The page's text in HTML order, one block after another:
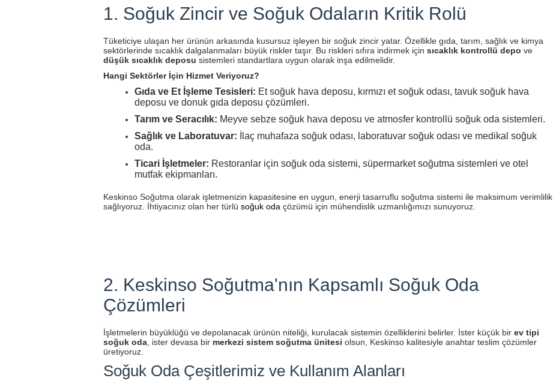
1. Soğuk Zincir ve Soğuk Odaların Kritik Rolü
Tüketiciye ulaşan her ürünün arkasında kusursuz işleyen bir soğuk zincir yatar. Özellikle gıda, tarım, sağlık ve kimya
sektörlerinde sıcaklık dalgalanmaları büyük riskler taşır. Bu riskleri sıfıra indirmek için sıcaklık kontrollü depo ve
düşük sıcaklık deposu sistemleri standartlara uygun olarak inşa edilmelidir.
Hangi Sektörler İçin Hizmet Veriyoruz?
Gıda ve Et İşleme Tesisleri: Et soğuk hava deposu, kırmızı et soğuk odası, tavuk soğuk hava
deposu ve donuk gıda deposu çözümleri.
Tarım ve Seracılık: Meyve sebze soğuk hava deposu ve atmosfer kontrollü soğuk oda sistemleri.
Sağlık ve Laboratuvar: İlaç muhafaza soğuk odası, laboratuvar soğuk odası ve medikal soğuk
oda.
Ticari İşletmeler: Restoranlar için soğuk oda sistemi, süpermarket soğutma sistemleri ve otel
mutfak ekipmanları.
Keskinso Soğutma olarak işletmenizin kapasitesine en uygun, enerji tasarruflu soğutma sistemi ile maksimum verimlilik
sağlıyoruz. İhtiyacınız olan her türlü soğuk oda çözümü için mühendislik uzmanlığımızı sunuyoruz.
2. Keskinso Soğutma'nın Kapsamlı Soğuk Oda
Çözümleri
İşletmelerin büyüklüğü ve depolanacak ürünün niteliği, kurulacak sistemin özelliklerini belirler. İster küçük bir ev tipi
soğuk oda, ister devasa bir merkezi sistem soğutma ünitesi olsun, Keskinso kalitesiyle anahtar teslim çözümler
üretiyoruz.
Soğuk Oda Çeşitlerimiz ve Kullanım Alanları